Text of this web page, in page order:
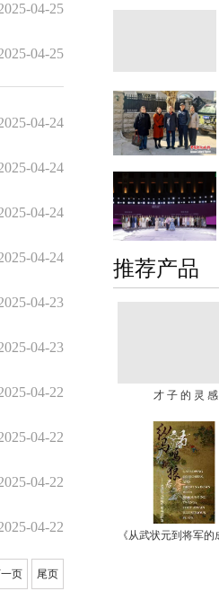
推荐产品
才 子 的 灵 感
04-25
04-25
04-24
04-24
04-24
04-24
04-23
04-23
04-22
04-22
04-22
04-22
页 尾页